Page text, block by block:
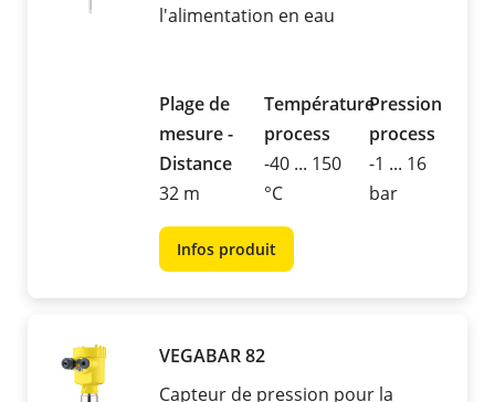
l'alimentation en eau
Plage de
mesure -
Distance
32 m
Température
process
-40 ... 150
°C
Pression
process
-1 ... 16
bar
Infos produit
VEGABAR 82
Capteur de pression pour la